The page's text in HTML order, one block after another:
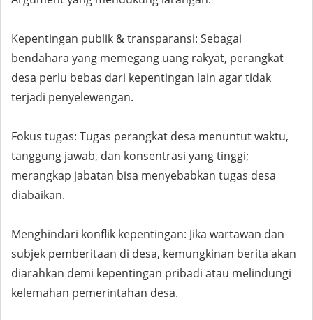
Kepentingan publik & transparansi: Sebagai
bendahara yang memegang uang rakyat, perangkat
desa perlu bebas dari kepentingan lain agar tidak
terjadi penyelewengan.
Fokus tugas: Tugas perangkat desa menuntut waktu,
tanggung jawab, dan konsentrasi yang tinggi;
merangkap jabatan bisa menyebabkan tugas desa
diabaikan.
Menghindari konflik kepentingan: Jika wartawan dan
subjek pemberitaan di desa, kemungkinan berita akan
diarahkan demi kepentingan pribadi atau melindungi
kelemahan pemerintahan desa.